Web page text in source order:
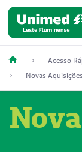
Acesso
Novas Aquisições